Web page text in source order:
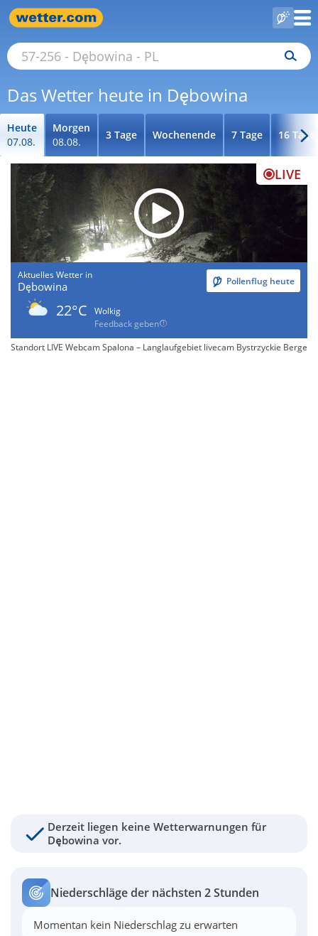
Das Wetter heute in Dębowina
Heute
07.08.
Morgen
08.08.
3 Tage Wochenende 7 Tage 16 Tage
LIVE
Aktuelles Wetter in
Dębowina Pollenflug heute
22°C
Wolkig
Feedback geben
Standort LIVE Webcam Spalona – Langlaufgebiet livecam Bystrzyckie Berge
Derzeit liegen keine Wetterwarnungen für
Dębowina vor.
Niederschläge der nächsten 2 Stunden
Momentan kein Niederschlag zu erwarten